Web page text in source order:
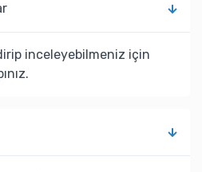
inceleyebilmeniz için